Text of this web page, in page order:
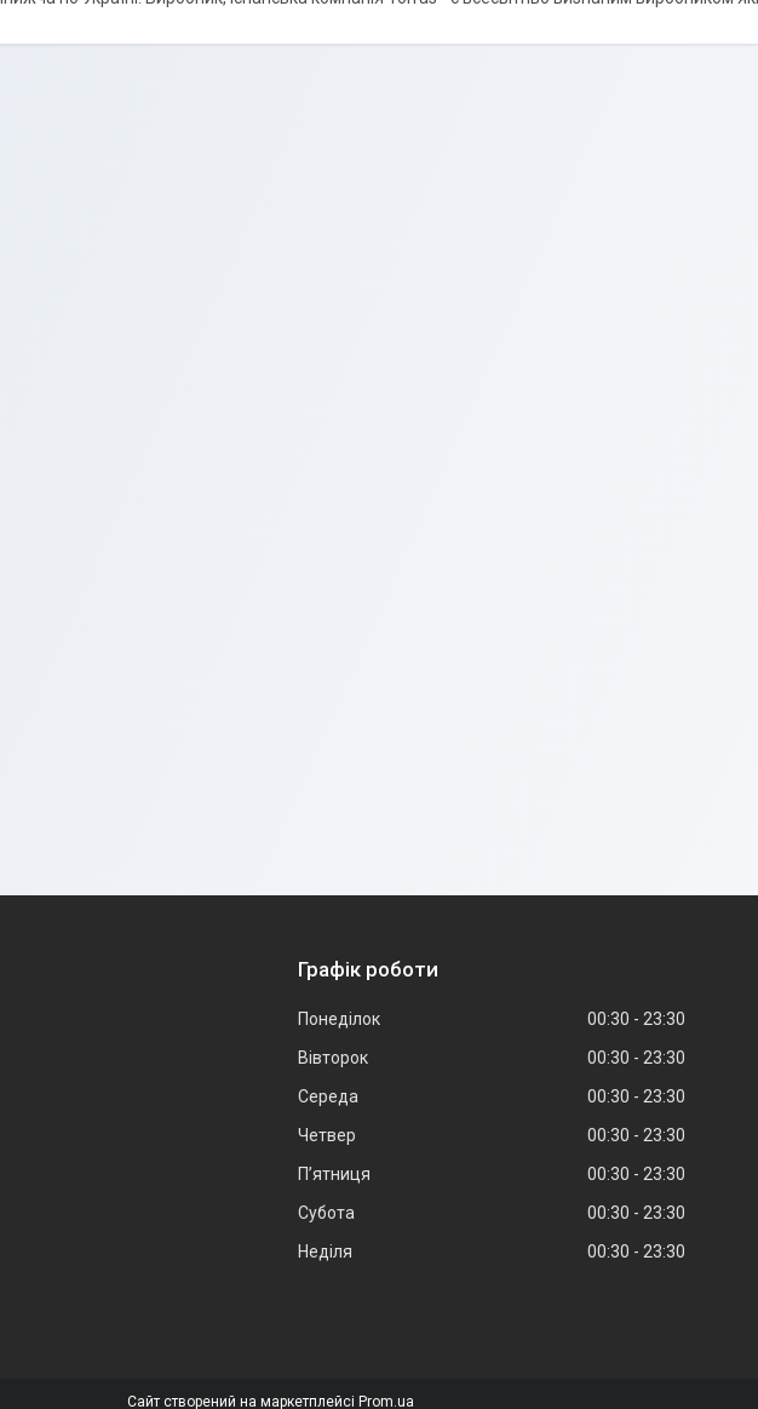
Графік роботи
Понеділок 00:30
23:30
Вівторок
00:30
23:30
Середа
00:30
23:30
Четвер
00:30
23:30
Пʼятниця
00:30
23:30
Субота
00:30
23:30
Неділя
00:30 23:30
Сайт створений на маркетплейсі Prom.ua